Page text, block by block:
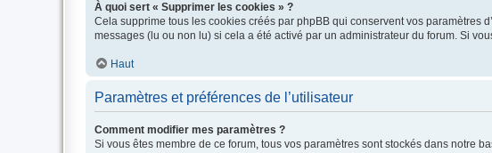
À quoi sert « Supprimer les cookies » ?
Cela supprime tous les cookies créés par phpBB qui conservent vos paramètres
messages (lu ou non lu) si cela a été activé par un administrateur du forum. Si
Haut
Paramètres et préférences de l’utilisateur
Comment modifier mes paramètres ?
Si vous êtes membre de ce forum, tous vos paramètres sont stockés dans notre